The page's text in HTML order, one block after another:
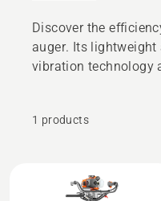
Discover the
auger. Its lightweight
vibration technology
1 products